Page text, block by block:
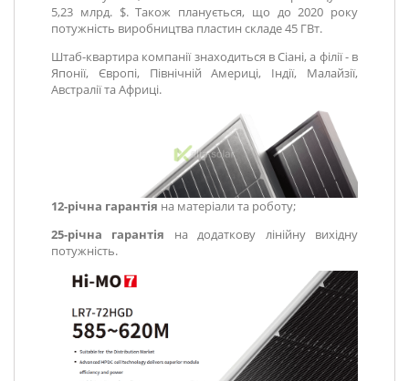
5,23 млрд. $. Також планується, що до 2020 року
потужність виробництва пластин складе 45 ГВт.
Штаб-квартира компанії знаходиться в Сіані, а філії - в
Японії, Європі, Північній Америці, Індії, Малайзії,
Австралії та Африці.
12-річна гарантія на матеріали та роботу;
25-річна гарантія на додаткову лінійну вихідну
потужність.